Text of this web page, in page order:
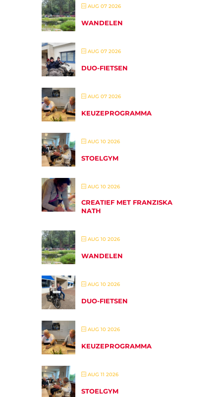
AUG 07 2026
WANDELEN
AUG 07 2026
DUO-FIETSEN
AUG 07 2026
KEUZEPROGRAMMA
AUG 10 2026
STOELGYM
AUG 10 2026
CREATIEF MET FRANZISKA
NATH
AUG 10 2026
WANDELEN
AUG 10 2026
DUO-FIETSEN
AUG 10 2026
KEUZEPROGRAMMA
AUG 11 2026
STOELGYM